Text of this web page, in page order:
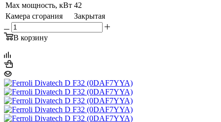
Max мощность, кВт 42
Камера сгорания
Закрытая
В корзину